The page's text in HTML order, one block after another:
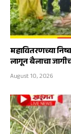
महावितरणच्या
लागून बैलाचा
August 10, 2026